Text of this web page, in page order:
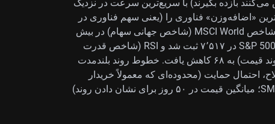
بازده بگیرند) با سریع‌ترین سرعت در نزدیک
«اضافه‌وزن» فناوری را (یعنی سهم فناوری در
سبدشان بیشتر از سهم آن در معیار مقایسه) نسبت به شاخص MSCI World (شاخص جهانی سهام) در بیش
از پنج سال اخیر دارند. از منظر نمودارها، سقف ۱۴ مهِ S&P 500 در ۷٬۵۱۷ ثبت شد و RSI (شاخص قدرت
نسبی؛ سنجه‌ای برای تشخیص داغ شدن یا افت‌کردن روند قیمت) به ۶۸ کاهش یافت. خطوط روند بلندمدت
اصلاح، احتمال حمایت (محدوده‌ای که معمولاً خریدار
فعال می‌شود) نزدیک میانگین متحرک ساده ۵۰روزه (SMA؛ میانگین قیمت در ۵۰ روز برای نشان دادن روند)